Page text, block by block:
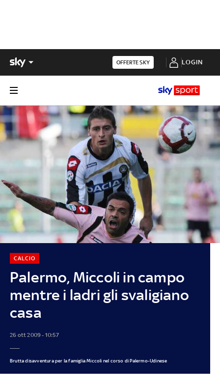
OFFERTE SKY LOGIN
Palermo, Miccoli in campo
mentre i ladri gli svaligiano
casa
CALCIO
26 ott 2009 - 10:57
Brutta disavventura per la famiglia Miccoli nel corso di Palermo-Udinese